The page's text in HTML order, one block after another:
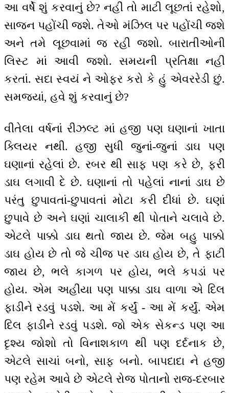
આ વર્ષે શું કરવાનું છે? નહીં તો માટી લૂછતાં રહેશો,
સાજન પહોંચી જશે. તેઓ મંઝિલ પર પહોંચી જશે
અને તમે લૂછવામાં જ રહી જશો. બારાતીઓની
લિસ્ટ માં આવી જશો. સમયની પ્રતિક્ષા નહીં
કરતાં. સદા સ્વયં ને ઓફર કરો કે હું એવરરેડી છું.
સમજ્યાં, હવે શું કરવાનું છે?
વીતેલા વર્ષનાં રીઝલ્ટ માં હજી પણ ઘણાનાં ખાતા
ક્લિયર નથી. હજી સુધી જુનાં-જુનાં ડાઘ પણ
ઘણાનાં રહેલાં છે. રબર થી સાફ પણ કરે છે, ફરી
ડાઘ લગાવી દે છે. ઘણાનાં તો પહેલાં નાનાં ડાઘ છે
પરંતુ છુપાવતાં-છુપાવતાં મોટા કરી દીધાં છે. ઘણાં
છુપાવે છે અને ઘણાં ચાલાકી થી પોતાને ચલાવે છે.
એટલે પાક્કો ડાઘ થતો જાય છે. જેમ બહુ પાક્કો
ડાઘ હોય છે તો જે ચીજ પર ડાઘ હોય છે, તે ફાટી
જાય છે, ભલે કાગળ પર હોય, ભલે કપડાં પર
હોય. એમ અહીંયા પણ પાક્કા ડાઘ વાળા એ દિલ
ફાડીને રડવું પડશે. આ મેં કર્યું - આ મેં કર્યું. એમ
દિલ ફાડીને રડવું પડશે. જો એક સેકન્ડ પણ આ
દૃશ્ય જોશો તો વિનાશકાળ થી પણ દર્દનાક છે,
એટલે સાચાં બનો, સાફ બનો. બાપદાદા ને હજી
પણ રહેમ આવે છે એટલે રોજ પોતાનો રાજ-દરબાર